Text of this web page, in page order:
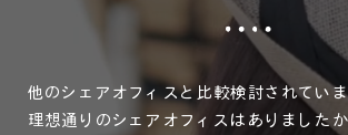
他のシェアオフィスと比較検討されていま
理想通りのシェアオフィスはありましたか